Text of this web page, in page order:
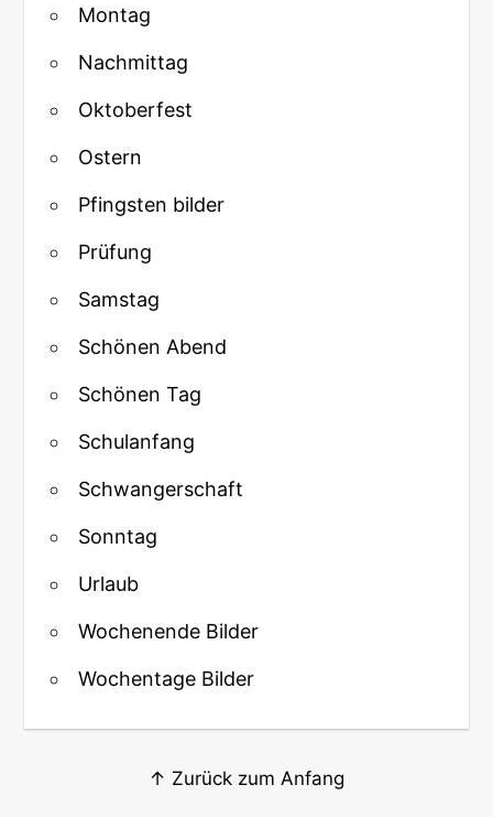
Montag
Nachmittag
Oktoberfest
Ostern
Pfingsten bilder
Prüfung
Samstag
Schönen Abend
Schönen Tag
Schulanfang
Schwangerschaft
Sonntag
Urlaub
Wochenende Bilder
Wochentage Bilder
↑ Zurück zum Anfang